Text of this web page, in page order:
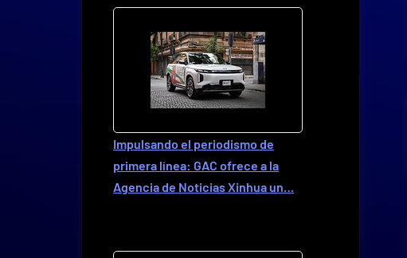
Impulsando el periodismo de
primera línea: GAC ofrece a la
Agencia de Noticias Xinhua un…